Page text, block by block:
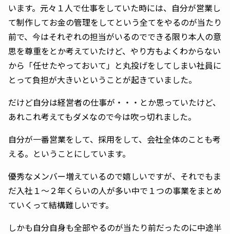
います。元々１人で仕事をしていた時には、自分が営業し
て制作してお金の管理をしてという全てをやるのが当たり
前で、今はそれぞれの担当がいるのでできる限り本人の意
思を尊重をとか考えていたけど、やり方もよくわからない
から「任せたやっておいて」と丸投げをしてしまい社員に
とって負担が大きいということが起きていました。
だけど自分は経営者の仕事が・・・とか思っていたけど、
あれこれ考えてもダメなので今は吹っ切れました。
自分が一番営業をして、採用をして、会社全体のことも考
える。ということにしています。
優秀なメンバー増えているので嬉しいですが、それでもま
だ入社１〜２年くらいの人が多い中で１つの事業をまとめ
ていくって結構難しいです。
しかも自分自身も全部やるのが当たり前だったのに中途半